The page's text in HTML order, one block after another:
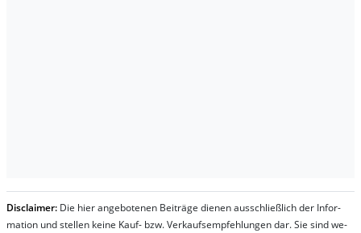
Dis­clai­mer: Die hier an­ge­bo­te­nen Bei­trä­ge die­nen aus­schließ­lich der In­for­
ma­t­ion und stel­len kei­ne Kauf- bzw. Ver­kaufs­em­pfeh­lung­en dar. Sie sind we­